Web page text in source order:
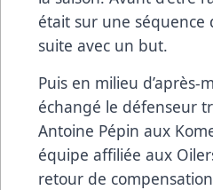
était sur une séquence
suite avec un but.
Puis en milieu d’après-
échangé le défenseur
Antoine Pépin aux
équipe affiliée aux
retour de